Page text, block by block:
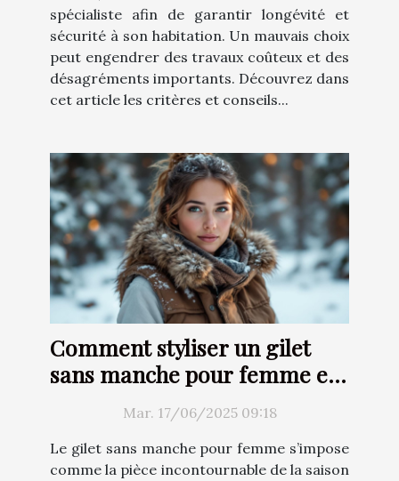
spécialiste afin de garantir longévité et
sécurité à son habitation. Un mauvais choix
peut engendrer des travaux coûteux et des
désagréments importants. Découvrez dans
cet article les critères et conseils...
Comment styliser un gilet
sans manche pour femme en
Mar. 17/06/2025 09:18
Le gilet sans manche pour femme s’impose
comme la pièce incontournable de la saison